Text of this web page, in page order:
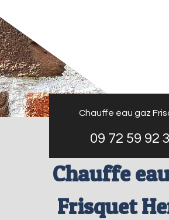
Chauffe eau gaz
09 72 59 92
Chauffe
Frisquet